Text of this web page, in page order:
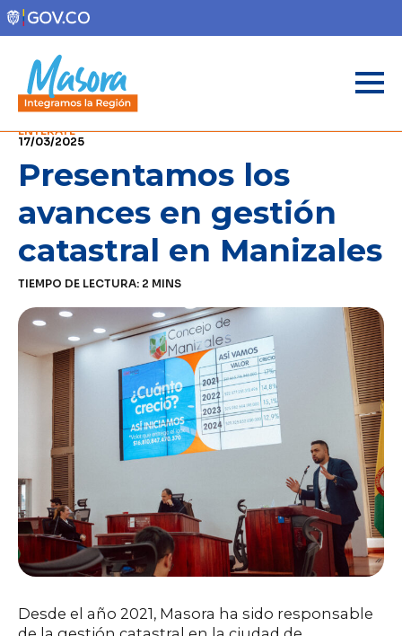
ENTÉRATE
17/03/2025
Presentamos los
avances en gestión
catastral en Manizales
TIEMPO DE LECTURA: 2 MINS
Desde el año 2021, Masora ha sido responsable